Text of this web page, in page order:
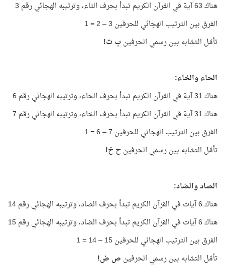
هناك 63 آية في القرآن الكريم تبدأ بحرف التاء، وترتيبه الهجائي رقم 3
الفرق بين الترتيب الهجائي للحرفين 3 – 2 = 1
تأمّل التشابه بين رسمي الحرفين ب ت!
الحاء والخاء:
هناك 31 آية في القرآن الكريم تبدأ بحرف الحاء، وترتيبه الهجائي رقم 6
هناك 31 آية في القرآن الكريم تبدأ بحرف الخاء، وترتيبه الهجائي رقم 7
الفرق بين الترتيب الهجائي للحرفين 7 – 6 = 1
تأمّل التشابه بين رسمي الحرفينح خ!
الصاد والضاد:
هناك 6 آيات في القرآن الكريم تبدأ بحرف الصاد، وترتيبه الهجائي رقم 14
هناك 6 آيات في القرآن الكريم تبدأ بحرف الضاد، وترتيبه الهجائي رقم 15
الفرق بين الترتيب الهجائي للحرفين 15 – 14 = 1
تأمّل التشابه بين رسمي الحرفين ص ض!